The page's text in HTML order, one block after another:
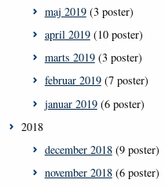
maj 2019(3 poster)
april 2019(10 poster)
marts 2019(3 poster)
februar 2019(7 poster)
januar 2019(6 poster)
2018
december 2018(9 poster)
november 2018(6 poster)